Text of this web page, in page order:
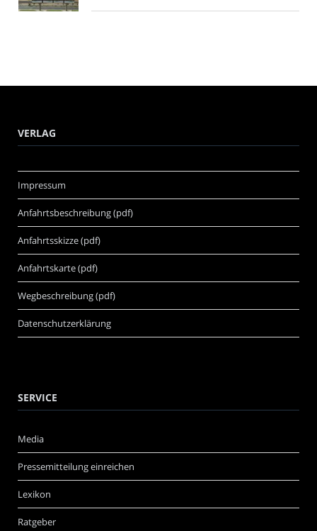
VERLAG
Impressum
Anfahrtsbeschreibung (pdf)
Anfahrtsskizze (pdf)
Anfahrtskarte (pdf)
Wegbeschreibung (pdf)
Datenschutzerklärung
SERVICE
Media
Pressemitteilung einreichen
Lexikon
Ratgeber